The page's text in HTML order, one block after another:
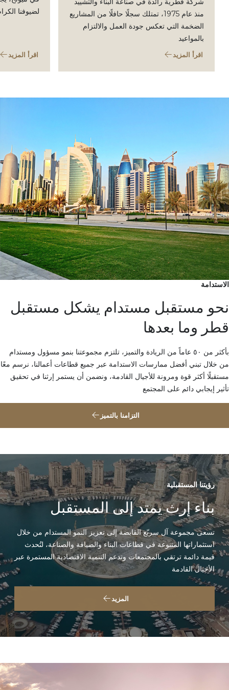
منذ عام 1975، تمتلك سجلًا حافلًا من المشاريع
الضخمة التي تعكس جودة العمل والالتزام
بالمواعيد
اقرأ المزيد
لضيوفنا
اقرأ المزيد
الاستدامة
نحو مستقبل مستدام يشكل مستقبل
قطر وما بعدها
بأكثر من ٥٠ عاماً من الريادة والتميز، تلتزم مجموعتنا بنمو مسؤول ومستدام
من خلال تبني أفضل ممارسات الاستدامة عبر جميع قطاعات أعمالنا، نرسم معًا
مستقبلًا أكثر قوة ومرونة للأجيال القادمة، ونضمن أن يستمر إرثنا في تحقيق
تأثير إيجابي دائم على المجتمع
التزامنا بالتميز
رؤيتنا المستقبلية
بناء إرث يمتد إلى المستقبل
تسعى مجموعة آل سريّع القابضة إلى تعزيز النمو المستدام من خلال
استثماراتها المتنوعة في قطاعات البناء والضيافة والصناعة، لتُحدث
قيمة دائمة ترتقي بالمجتمعات وتدعم التنمية الاقتصادية المستمرة عبر
الأجيال القادمة
المزيد